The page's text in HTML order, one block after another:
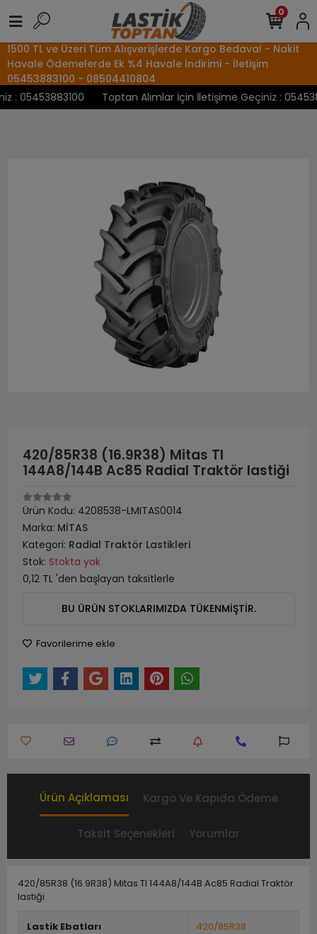
1500 TL ve Üzeri Tüm Alışverişlerde Kargo Bedava! - Nakit
Havale Ödemelerde Ek %4 Havale İndirimi - İletişim
05453883100 - 08504410804
05453883100
Toptan Alımlar İçin İletişime Geçiniz :
0
420/85R38 (16.9R38) Mitas Tl
144A8/144B Ac85 Radial Traktör lastiği
Ürün Kodu: 4208538-LMITAS0014
Marka: MİTAS
Kategori: Radial Traktör Lastikleri
Stok: Stokta yok
0,12 TL 'den başlayan taksitlerle
BU ÜRÜN STOKLARIMIZDA TÜKENMİŞTİR.
Favorilerime ekle
Ürün Açıklaması Kargo Ve Kapıda Ödeme
Taksit Seçenekleri Yorumlar
420/85R38 (16.9R38) Mitas Tl 144A8/144B Ac85 Radial Traktör
lastiği
Lastik Ebatları 420/85R38